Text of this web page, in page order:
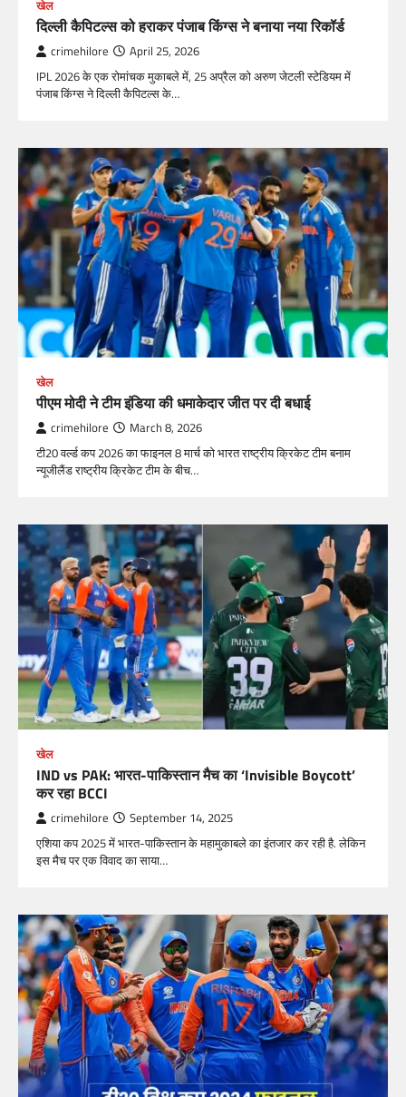
खेल
दिल्ली कैपिटल्स को हराकर पंजाब किंग्स ने बनाया नया रिकॉर्ड
crimehilore April 25, 2026
IPL 2026 के एक रोमांचक मुकाबले में, 25 अप्रैल को अरुण जेटली स्टेडियम में
पंजाब किंग्स ने दिल्ली कैपिटल्स के…
खेल
पीएम मोदी ने टीम इंडिया की धमाकेदार जीत पर दी बधाई
crimehilore March 8, 2026
टी20 वर्ल्ड कप 2026 का फाइनल 8 मार्च को भारत राष्ट्रीय क्रिकेट टीम बनाम
न्यूजीलैंड राष्ट्रीय क्रिकेट टीम के बीच…
खेल
IND vs PAK: भारत-पाकिस्तान मैच का ‘Invisible Boycott’
कर रहा BCCI
crimehilore September 14, 2025
एशिया कप 2025 में भारत-पाकिस्तान के महामुकाबले का इंतजार कर रही है. लेकिन
इस मैच पर एक विवाद का साया…